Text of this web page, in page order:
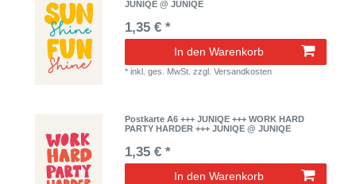
JUNIQE @ JUNIQE
1,35 € *
In den Warenkorb
*inkl. ges. MwSt. zzgl.Versandkosten
Postkarte A6 +++ JUNIQE +++ WORK HARD
PARTY HARDER +++ JUNIQE @ JUNIQE
1,35 € *
In den Warenkorb